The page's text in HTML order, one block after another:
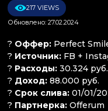
217 VIEWS
Обновлено: 27.02.2024
? Оффер: Perfect
? Источник: FB +
? Расходы: 30.324 руб.
? Доход: 88.000 руб.
? Срок слива: 01/01/
? Партнерка: Offerum